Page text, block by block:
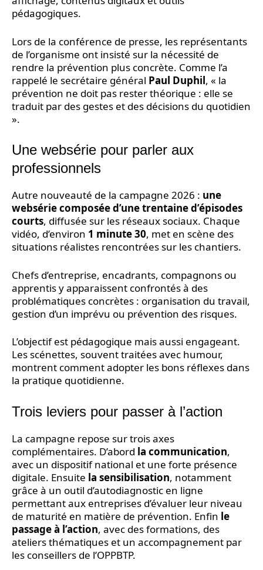
pédagogiques.
Lors de la conférence de presse, les représentants
de l’organisme ont insisté sur la nécessité de
rendre la prévention plus concrète. Comme l’a
rappelé le secrétaire général Paul Duphil, « la
prévention ne doit pas rester théorique : elle se
traduit par des gestes et des décisions du quotidien
».
Une websérie pour parler aux
professionnels
Autre nouveauté de la campagne 2026 : une
websérie composée d’une trentaine d’épisodes
courts, diffusée sur les réseaux sociaux. Chaque
vidéo, d’environ 1 minute 30, met en scène des
situations réalistes rencontrées sur les chantiers.
Chefs d’entreprise, encadrants, compagnons ou
apprentis y apparaissent confrontés à des
problématiques concrètes : organisation du travail,
gestion d’un imprévu ou prévention des risques.
L’objectif est pédagogique mais aussi engageant.
Les scénettes, souvent traitées avec humour,
montrent comment adopter les bons réflexes dans
la pratique quotidienne.
Trois leviers pour passer à l’action
La campagne repose sur trois axes
complémentaires. D’abord la communication,
avec un dispositif national et une forte présence
digitale. Ensuite la sensibilisation, notamment
grâce à un outil d’autodiagnostic en ligne
permettant aux entreprises d’évaluer leur niveau
de maturité en matière de prévention. Enfin le
passage à l’action, avec des formations, des
ateliers thématiques et un accompagnement par
les conseillers de l’OPPBTP.